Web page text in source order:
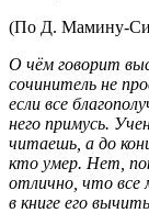
(По Д. Мамину-
О чём говорит
сочинитель не
если все
него примусь.
читаешь, а до
кто умер. Нет,
отлично, что все
в книге его